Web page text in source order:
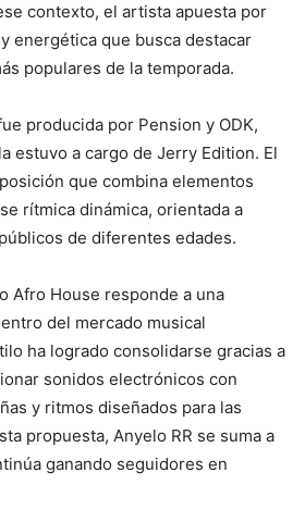
contexto, el artista apuesta por
energética que busca destacar
populares de la temporada.
producida por Pension y ODK,
estuvo a cargo de Jerry Edition. El
que combina elementos
rítmica dinámica, orientada a
de diferentes edades.
Afro House responde a una
del mercado musical
ha logrado consolidarse gracias a
sonidos electrónicos con
y ritmos diseñados para las
propuesta, Anyelo RR se suma a
ganando seguidores en